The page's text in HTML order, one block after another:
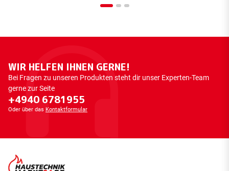
WIR HELFEN IHNEN GERNE!
Bei Fragen zu unseren Produkten steht dir unser Experten-Team
gerne zur Seite
+4940 6781955
Oder über das Kontaktformular